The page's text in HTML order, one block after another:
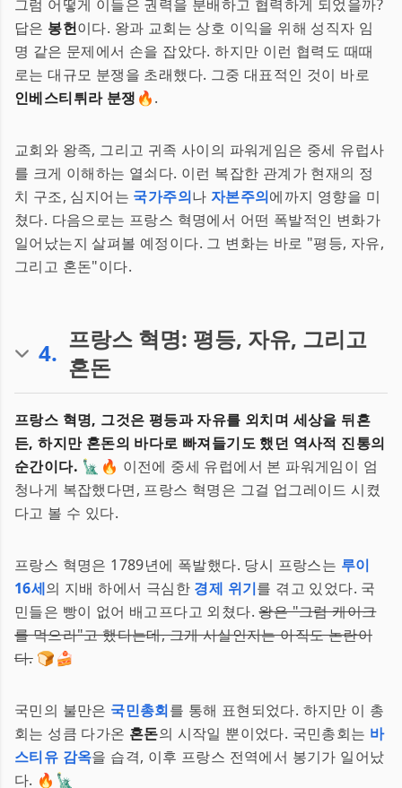
그럼 어떻게 이들은 권력을 분배하고 협력하게 되었을까?
답은 봉헌이다. 왕과 교회는 상호 이익을 위해 성직자 임
명 같은 문제에서 손을 잡았다. 하지만 이런 협력도 때때
로는 대규모 분쟁을 초래했다. 그중 대표적인 것이 바로
인베스티튀라 분쟁 🔥.
교회와 왕족, 그리고 귀족 사이의 파워게임은 중세 유럽사
를 크게 이해하는 열쇠다. 이런 복잡한 관계가 현재의 정
치 구조, 심지어는 국가주의나 자본주의에까지 영향을 미
쳤다. 다음으로는 프랑스 혁명에서 어떤 폭발적인 변화가
일어났는지 살펴볼 예정이다. 그 변화는 바로 "평등, 자유,
그리고 혼돈"이다.
4. 프랑스 혁명: 평등, 자유, 그리고
혼돈
프랑스 혁명, 그것은 평등과 자유를 외치며 세상을 뒤흔
든, 하지만 혼돈의 바다로 빠져들기도 했던 역사적 진통의
순간이다. 🗽🔥 이전에 중세 유럽에서 본 파워게임이 엄
청나게 복잡했다면, 프랑스 혁명은 그걸 업그레이드 시켰
다고 볼 수 있다.
프랑스 혁명은 1789년에 폭발했다. 당시 프랑스는 루이
16세의 지배 하에서 극심한 경제 위기를 겪고 있었다. 국
민들은 빵이 없어 배고프다고 외쳤다.왕은 "그럼 케이크
를 먹으라"고 했다는데, 그게 사실인지는 아직도 논란이
다.🍞🍰
국민의 불만은 국민총회를 통해 표현되었다. 하지만 이 총
회는 성큼 다가온 혼돈의 시작일 뿐이었다. 국민총회는 바
스티유 감옥을 습격, 이후 프랑스 전역에서 봉기가 일어났
다. 🔥🗽